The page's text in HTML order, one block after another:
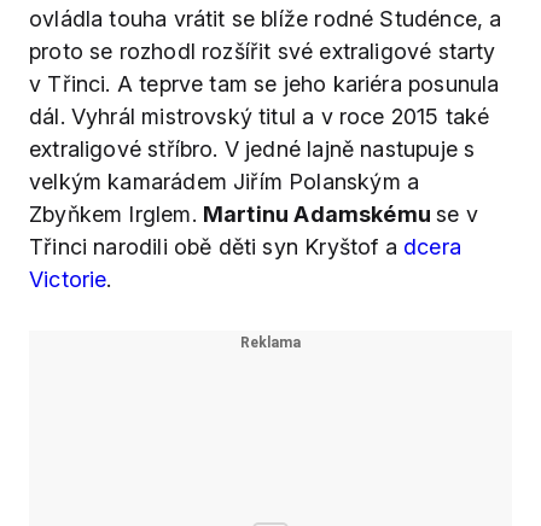
ovládla touha vrátit se blíže rodné Studénce, a
proto se rozhodl rozšířit své extraligové starty
v Třinci. A teprve tam se jeho kariéra posunula
dál. Vyhrál mistrovský titul a v roce 2015 také
extraligové stříbro. V jedné lajně nastupuje s
velkým kamarádem Jiřím Polanským a
Zbyňkem Irglem. Martinu Adamskémuse v
Třinci narodili obě děti syn Kryštof a dcera
Victorie.